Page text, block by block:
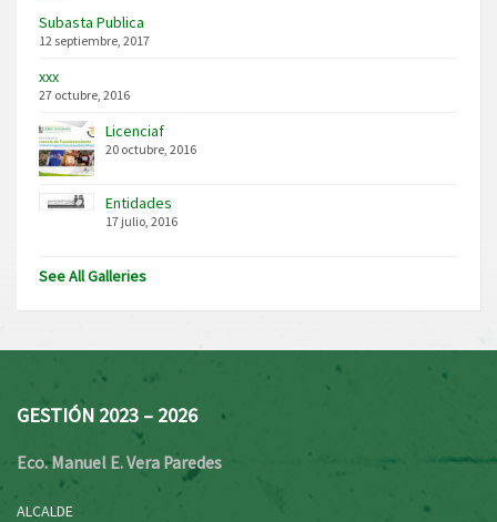
Subasta Publica
12 septiembre, 2017
xxx
27 octubre, 2016
Licenciaf
20 octubre, 2016
Entidades
17 julio, 2016
See All Galleries
GESTIÓN 2023 – 2026
Eco. Manuel E. Vera Paredes
ALCALDE